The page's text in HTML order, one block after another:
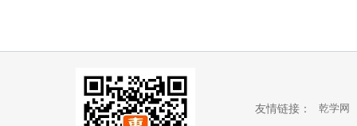
友情链接： 乾学网